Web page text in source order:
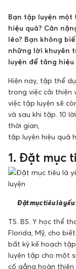
Bạn tập luyện
hiệu quả? Cân
lẻo? Bạn không
những lời khuyên
luyện để tăng
Hiện nay, tập thể
trong việc cải thiện
việc tập luyện sẽ
và sau khi tập. 10
thời gian,
tập luyện hiệu quả
1. Đặt mục
Đặt mục tiêu là
TS. BS. Y học thể
Florida, Mỹ, cho
bất kỳ kế hoạch
luyện tập cho một
cố gắng hoàn thiện